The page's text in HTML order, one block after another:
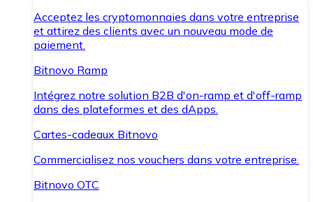
Acceptez les cryptomonnaies dans votre entreprise
et attirez des clients avec un nouveau mode de
paiement.
Bitnovo Ramp
Intégrez notre solution B2B d'on-ramp et d'off-ramp
dans des plateformes et des dApps.
Cartes-cadeaux Bitnovo
Commercialisez nos vouchers dans votre entreprise.
Bitnovo OTC